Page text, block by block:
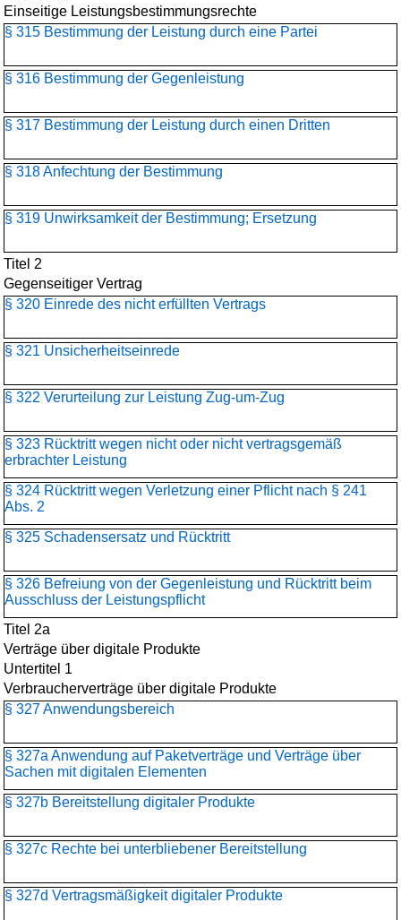
Einseitige Leistungsbestimmungsrechte
§ 315 Bestimmung der Leistung durch eine Partei
§ 316 Bestimmung der Gegenleistung
§ 317 Bestimmung der Leistung durch einen Dritten
§ 318 Anfechtung der Bestimmung
§ 319 Unwirksamkeit der Bestimmung; Ersetzung
Titel 2
Gegenseitiger Vertrag
§ 320 Einrede des nicht erfüllten Vertrags
§ 321 Unsicherheitseinrede
§ 322 Verurteilung zur Leistung Zug-um-Zug
§ 323 Rücktritt wegen nicht oder nicht vertragsgemäß
erbrachter Leistung
§ 324 Rücktritt wegen Verletzung einer Pflicht nach § 241
Abs. 2
§ 325 Schadensersatz und Rücktritt
§ 326 Befreiung von der Gegenleistung und Rücktritt beim
Ausschluss der Leistungspflicht
Titel 2a
Verträge über digitale Produkte
Untertitel 1
Verbraucherverträge über digitale Produkte
§ 327 Anwendungsbereich
§ 327a Anwendung auf Paketverträge und Verträge über
Sachen mit digitalen Elementen
§ 327b Bereitstellung digitaler Produkte
§ 327c Rechte bei unterbliebener Bereitstellung
§ 327d Vertragsmäßigkeit digitaler Produkte